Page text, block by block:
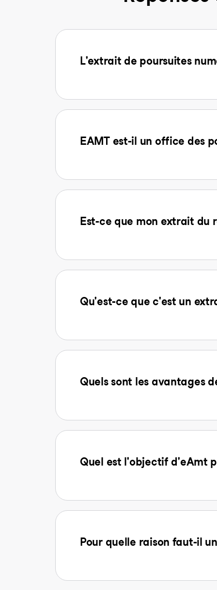
L'extrait de poursuites
EAMT est-il un office des
Est-ce que mon extrait du
Qu'est-ce que c'est un
Quels sont les avantages
Quel est l'objectif d'eAmt
Pour quelle raison faut-il